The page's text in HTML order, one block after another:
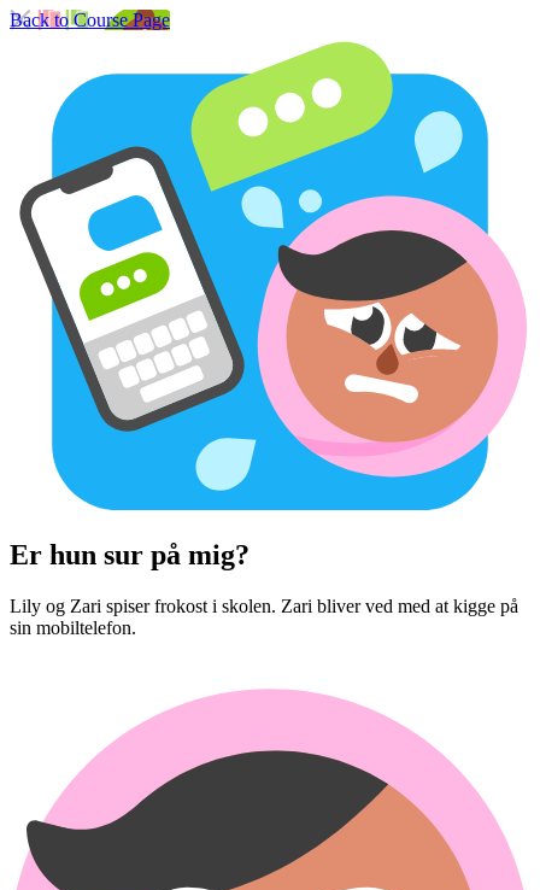
Back to Course Page
Er hun sur på mig?
Lily og Zari spiser frokost i skolen. Zari bliver ved med at kigge på
sin mobiltelefon.